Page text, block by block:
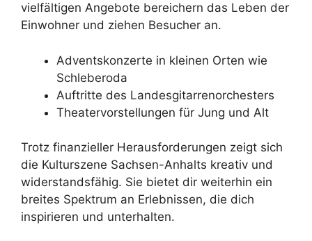
vielfältigen Angebote bereichern das Leben der
Einwohner und ziehen Besucher an.
Adventskonzerte in kleinen Orten wie
Schleberoda
Auftritte des Landesgitarrenorchesters
Theatervorstellungen für Jung und Alt
Trotz finanzieller Herausforderungen zeigt sich
die Kulturszene Sachsen-Anhalts kreativ und
widerstandsfähig. Sie bietet dir weiterhin ein
breites Spektrum an Erlebnissen, die dich
inspirieren und unterhalten.